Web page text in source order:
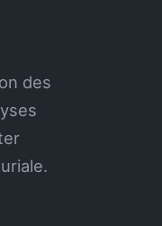
des